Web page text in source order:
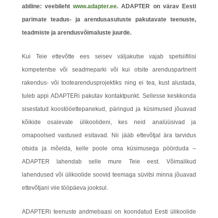
abiline: veebilehtwww.adapter.ee. ADAPTER on värav Eesti
parimate teadus- ja arendusasutuste pakutavate teenuste,
teadmiste ja arendusvõimaluste juurde.
Kui Teie ettevõtte ees seisev väljakutse vajab spetsiifilisi
kompetentse või seadmeparki või kui otsite arenduspartnerit
rakendus- või tootearendusprojektiks ning ei tea, kust alustada,
tuleb appi ADAPTERi pakutav kontaktpunkt. Sellesse keskkonda
sisestatud koostööettepanekud, päringud ja küsimused jõuavad
kõikide osalevate ülikoolideni, kes neid analüüsivad ja
omapoolsed vastused esitavad. Nii jääb ettevõtjal ära tarvidus
otsida ja mõelda, kelle poole oma küsimusega pöörduda –
ADAPTER lahendab selle mure Teie eest. Võimalikud
lahendused või ülikoolide soovid teemaga süvitsi minna jõuavad
ettevõtjani viie tööpäeva jooksul.
ADAPTERi teenuste andmebaasi on koondatud Eesti ülikoolide